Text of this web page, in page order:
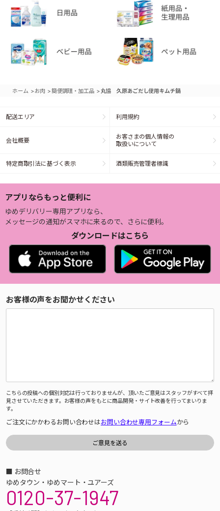
ホーム >お肉 >簡便調理・加工品 > 丸協 久原あごだし使用キムチ鍋
配送エリア 利用規約
会社概要
お客さまの個人情報の
取扱いについて
特定商取引法に基づく表示 酒類販売管理者標識
アプリならもっと便利に
ゆめデリバリー専用アプリなら、
メッセージの通知がスマホに来るので、さらに便利。
ダウンロードはこちら
お客様の声をお聞かせください
こちらの投稿への個別対応は行っておりませんが、頂いたご意見はスタッフがすべて拝
見させていただきます。お客様の声をもとに商品開発・サイト改善を行ってまいりま
す。
ご注文にかかわるお問い合わせはお問い合わせ専用フォームから
■ お問合せ
ゆめタウン・ゆめマート・ユアーズ
0120-37-1947